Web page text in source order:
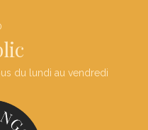
du lundi au vendredi